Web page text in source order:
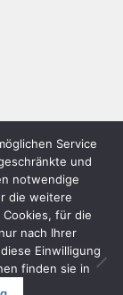
2026
Service
und
notwendige
die weitere
für die
nach Ihrer
Einwilligung
finden sie in